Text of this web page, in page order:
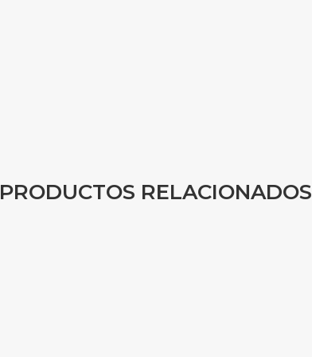
PRODUCTOS RELACIONADOS